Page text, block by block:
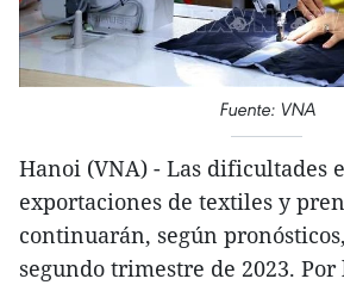
Fuente: VNA
Hanoi (VNA) - Las dificultades
exportaciones de textiles y
continuarán, según
segundo trimestre de 2023.